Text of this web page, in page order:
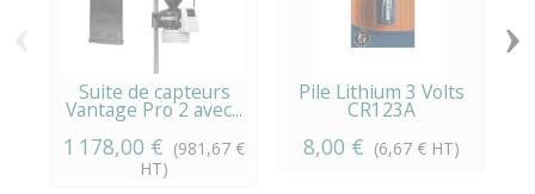
Suite de capteurs
Vantage Pro 2 avec...
1 178,00 € (981,67 €
HT)
Pile Lithium 3 Volts
CR123A
8,00 € (6,67 € HT)
›